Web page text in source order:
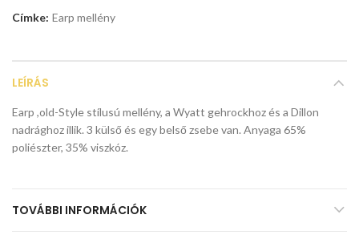
Címke: Earp mellény
LEÍRÁS
Earp ,old-Style stílusú mellény, a Wyatt gehrockhoz és a Dillon
nadrághoz illik. 3 külső és egy belső zsebe van. Anyaga 65%
poliészter, 35% viszkóz.
TOVÁBBI INFORMÁCIÓK